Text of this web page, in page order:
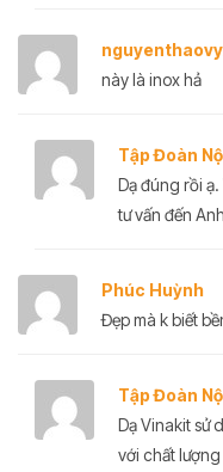
này là inox hả
Tập Đoàn
Dạ đúng rồi
tư vấn đến
Phúc Huỳnh
Đẹp mà k biết
Tập Đoàn
Dạ Vinakit sử
với chất lượng